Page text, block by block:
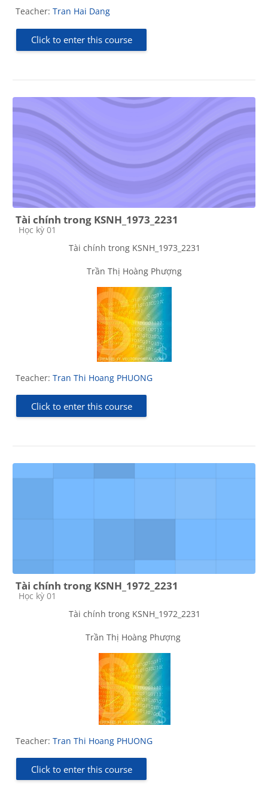
Teacher: Tran Hai Dang
Click to enter this course
Tài chính trong KSNH_1973_2231
Course category
Học kỳ 01
Tài chính trong KSNH_1973_2231
Trần Thị Hoàng Phượng
Teacher: Tran Thi Hoang PHUONG
Click to enter this course
Tài chính trong KSNH_1972_2231
Course category
Học kỳ 01
Tài chính trong KSNH_1972_2231
Trần Thị Hoàng Phượng
Teacher: Tran Thi Hoang PHUONG
Click to enter this course